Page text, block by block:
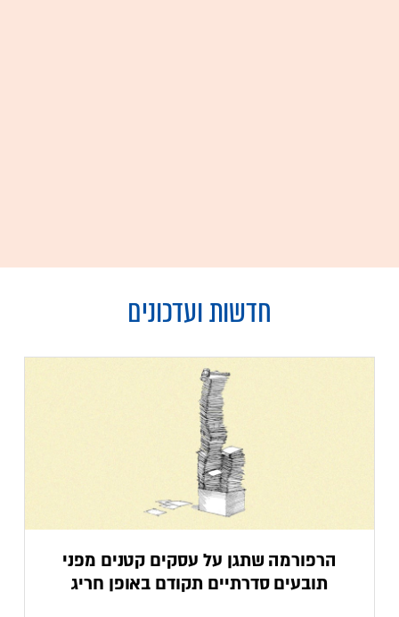
חדשות ועדכונים
הרפורמה שתגן על עסקים קטנים מפני
תובעים סדרתיים תקודם באופן חריג